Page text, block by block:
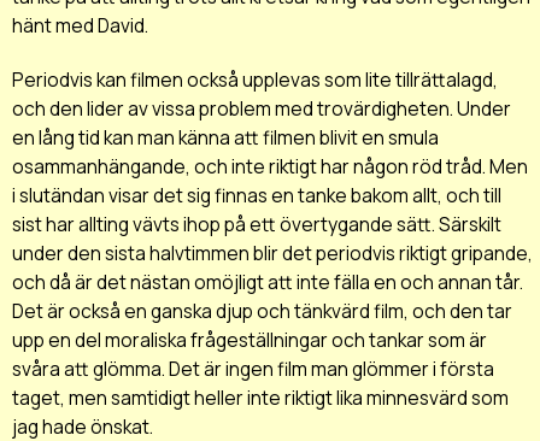
hänt med David.
Periodvis kan filmen också upplevas som lite tillrättalagd,
och den lider av vissa problem med trovärdigheten. Under
en lång tid kan man känna att filmen blivit en smula
osammanhängande, och inte riktigt har någon röd tråd. Men
i slutändan visar det sig finnas en tanke bakom allt, och till
sist har allting vävts ihop på ett övertygande sätt. Särskilt
under den sista halvtimmen blir det periodvis riktigt gripande,
och då är det nästan omöjligt att inte fälla en och annan tår.
Det är också en ganska djup och tänkvärd film, och den tar
upp en del moraliska frågeställningar och tankar som är
svåra att glömma. Det är ingen film man glömmer i första
taget, men samtidigt heller inte riktigt lika minnesvärd som
jag hade önskat.